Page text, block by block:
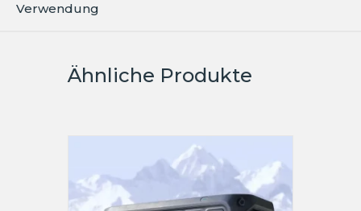
Verwendung
Ähnliche Produkte